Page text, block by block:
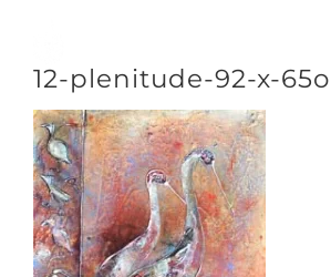
contenu
DÉCOUVRIR
VENIR
12-plenitude-92-x-